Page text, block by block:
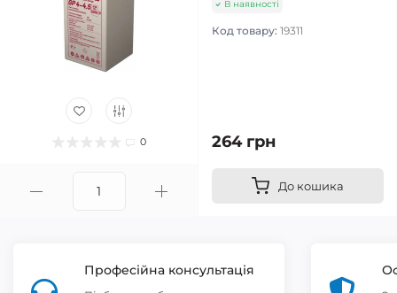
0
В наявності
Код товару: 19311
264 грн
До кошика
Професійна консультація